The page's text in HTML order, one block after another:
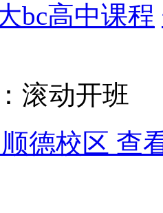
bc高中课程
滚动开班
顺德校区 查